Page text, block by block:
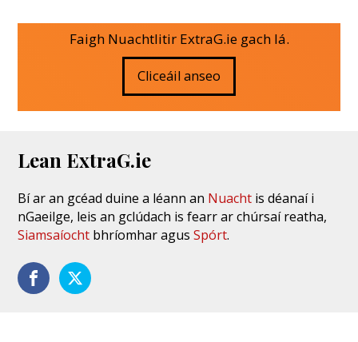
Faigh Nuachtlitir ExtraG.ie gach lá.
Cliceáil anseo
Lean ExtraG.ie
Bí ar an gcéad duine a léann an Nuacht is déanaí i
nGaeilge, leis an gclúdach is fearr ar chúrsaí reatha,
Siamsaíocht bhríomhar agusSpórt.